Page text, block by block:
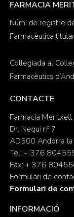
FARMACIA
Núm. de registre
Farmacèutica
Col·legiada al
Farmacèutics
CONTACTE
Farmacia Meritxell
Dr. Nequi nº 7
AD500 Andorra la
Tel: + 376
Fax: + 376
Formulari de
Formulari de
INFORMACIÓ